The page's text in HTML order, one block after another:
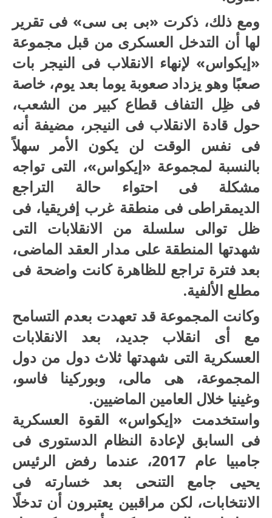
ومع ذلك، ذكرت «بى بى سى» فى تقرير
لها أن التدخل العسكرى من قبل مجموعة
«إيكواس» لإنهاء الانقلاب فى النيجر بات
صعبًا وهو يزداد صعوبة يوما بعد يوم، خاصة
فى ظِل التفاف قطاع كبير من الشعب،
حول قادة الانقلاب فى النيجر، مضيفة أنه
فى نفس الوقت لن يكون الأمر سهلاً
بالنسبة لمجموعة «إيكواس»، التى تواجه
مشكلة فى احتواء حالة التراجع
الديمقراطى فى منطقة غرب إفريقيا، فى
ظل توالى سلسلة من الانقلابات التى
شهدتها المنطقة على مدار العقد الماضى،
بعد فترة تراجع للظاهرة كانت واضحة فى
مطلع الألفية.
وكانت المجموعة قد تعهدت بعدم التسامح
مع أى انقلاب جديد، بعد الانقلابات
العسكرية التى شهدتها ثلاث دول من دول
المجموعة، هى مالى، وبوركينا فاسو،
وغينيا خلال العامين الماضيين.
واستخدمت «إيكواس» القوة العسكرية
فى السابق لإعادة النظام الدستورى فى
جامبيا عام 2017، عندما رفض الرئيس
يحيى جامع التنحى بعد خسارته فى
الانتخابات، لكن مراقبين يعتبرون أن تدخلًا